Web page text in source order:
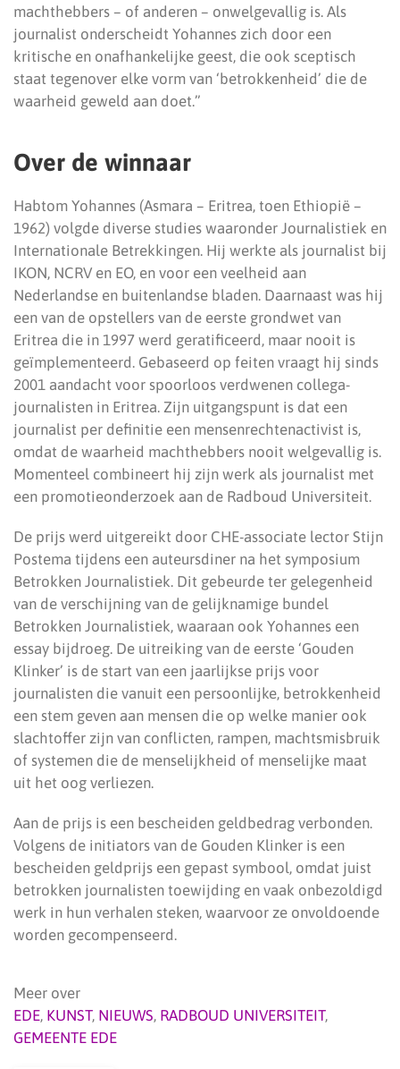
machthebbers – of anderen – onwelgevallig is. Als
journalist onderscheidt Yohannes zich door een
kritische en onafhankelijke geest, die ook sceptisch
staat tegenover elke vorm van ‘betrokkenheid’ die de
waarheid geweld aan doet.”
Over de winnaar
Habtom Yohannes (Asmara – Eritrea, toen Ethiopië –
1962) volgde diverse studies waaronder Journalistiek en
Internationale Betrekkingen. Hij werkte als journalist bij
IKON, NCRV en EO, en voor een veelheid aan
Nederlandse en buitenlandse bladen. Daarnaast was hij
een van de opstellers van de eerste grondwet van
Eritrea die in 1997 werd geratificeerd, maar nooit is
geïmplementeerd. Gebaseerd op feiten vraagt hij sinds
2001 aandacht voor spoorloos verdwenen collega-
journalisten in Eritrea. Zijn uitgangspunt is dat een
journalist per definitie een mensenrechtenactivist is,
omdat de waarheid machthebbers nooit welgevallig is.
Momenteel combineert hij zijn werk als journalist met
een promotieonderzoek aan de Radboud Universiteit.
De prijs werd uitgereikt door CHE-associate lector Stijn
Postema tijdens een auteursdiner na het symposium
Betrokken Journalistiek. Dit gebeurde ter gelegenheid
van de verschijning van de gelijknamige bundel
Betrokken Journalistiek, waaraan ook Yohannes een
essay bijdroeg. De uitreiking van de eerste ‘Gouden
Klinker’ is de start van een jaarlijkse prijs voor
journalisten die vanuit een persoonlijke, betrokkenheid
een stem geven aan mensen die op welke manier ook
slachtoffer zijn van conflicten, rampen, machtsmisbruik
of systemen die de menselijkheid of menselijke maat
uit het oog verliezen.
Aan de prijs is een bescheiden geldbedrag verbonden.
Volgens de initiators van de Gouden Klinker is een
bescheiden geldprijs een gepast symbool, omdat juist
betrokken journalisten toewijding en vaak onbezoldigd
werk in hun verhalen steken, waarvoor ze onvoldoende
worden gecompenseerd.
Meer over
EDE, KUNST, NIEUWS, RADBOUD UNIVERSITEIT,
GEMEENTE EDE